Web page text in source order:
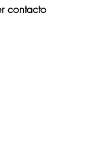
contacto